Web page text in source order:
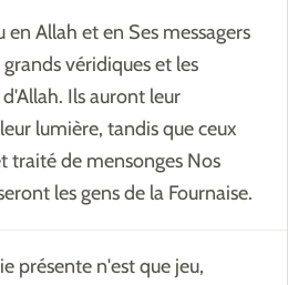
en Allah et en Ses messagers
véridiques et les
Ils auront leur
lumière, tandis que ceux
traité de mensonges Nos
les gens de la Fournaise.
présente n'est que jeu,